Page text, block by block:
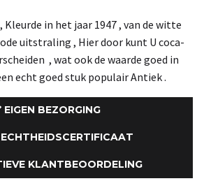
Kleurde in het jaar 1947 , van de witte
uitstraling , Hier door kunt U coca-
, wat ook de waarde goed in
echt goed stuk populair Antiek .
EIGEN BEZORGING
KLANTBEOORDELING